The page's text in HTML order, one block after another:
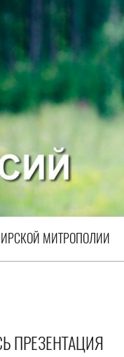
МИТРОПОЛИИ
ПРЕЗЕНТАЦИЯ